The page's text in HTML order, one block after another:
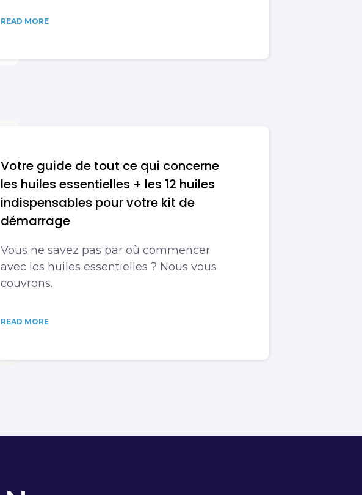
READ MORE
Votre guide de tout ce qui concerne
les huiles essentielles + les 12 huiles
indispensables pour votre kit de
démarrage
Vous ne savez pas par où commencer
avec les huiles essentielles ? Nous vous
couvrons.
READ MORE